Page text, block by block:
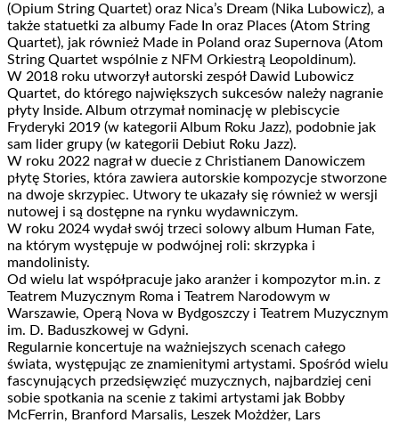
(Opium String Quartet) oraz Nica’s Dream (Nika Lubowicz), a
także statuetki za albumy Fade In oraz Places (Atom String
Quartet), jak również Made in Poland oraz Supernova (Atom
String Quartet wspólnie z NFM Orkiestrą Leopoldinum).
W 2018 roku utworzył autorski zespół Dawid Lubowicz
Quartet, do którego największych sukcesów należy nagranie
płyty Inside. Album otrzymał nominację w plebiscycie
Fryderyki 2019 (w kategorii Album Roku Jazz), podobnie jak
sam lider grupy (w kategorii Debiut Roku Jazz).
W roku 2022 nagrał w duecie z Christianem Danowiczem
płytę Stories, która zawiera autorskie kompozycje stworzone
na dwoje skrzypiec. Utwory te ukazały się również w wersji
nutowej i są dostępne na rynku wydawniczym.
W roku 2024 wydał swój trzeci solowy album Human Fate,
na którym występuje w podwójnej roli: skrzypka i
mandolinisty.
Od wielu lat współpracuje jako aranżer i kompozytor m.in. z
Teatrem Muzycznym Roma i Teatrem Narodowym w
Warszawie, Operą Nova w Bydgoszczy i Teatrem Muzycznym
im. D. Baduszkowej w Gdyni.
Regularnie koncertuje na ważniejszych scenach całego
świata, występując ze znamienitymi artystami. Spośród wielu
fascynujących przedsięwzięć muzycznych, najbardziej ceni
sobie spotkania na scenie z takimi artystami jak Bobby
McFerrin, Branford Marsalis, Leszek Możdżer, Lars